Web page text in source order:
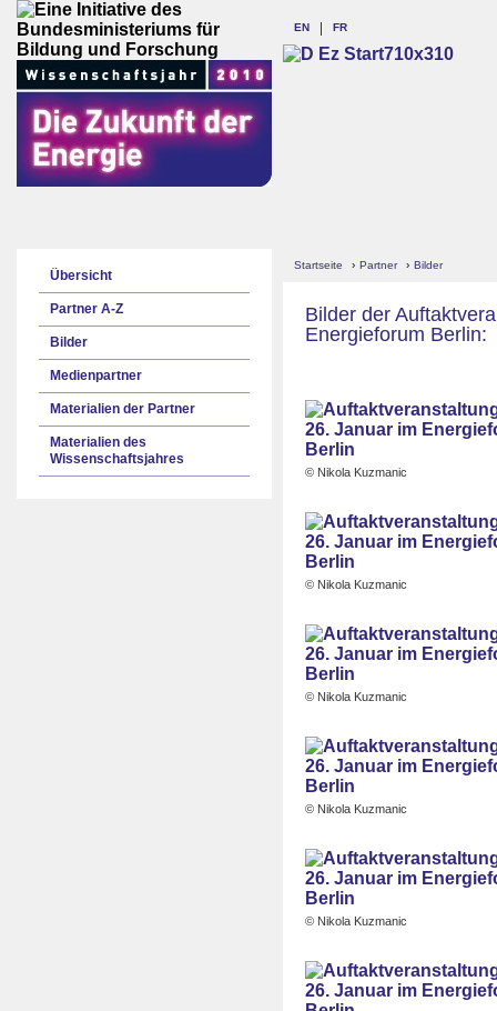
EN FR
Übersicht
Partner A-Z
Bilder
Medienpartner
Materialien der Partner
Materialien des
Wissenschaftsjahres
Startseite › Partner › Bilder
Bilder der
Energieforum Berlin:
© Nikola Kuzmanic
© Nikola Kuzmanic
© Nikola Kuzmanic
© Nikola Kuzmanic
© Nikola Kuzmanic